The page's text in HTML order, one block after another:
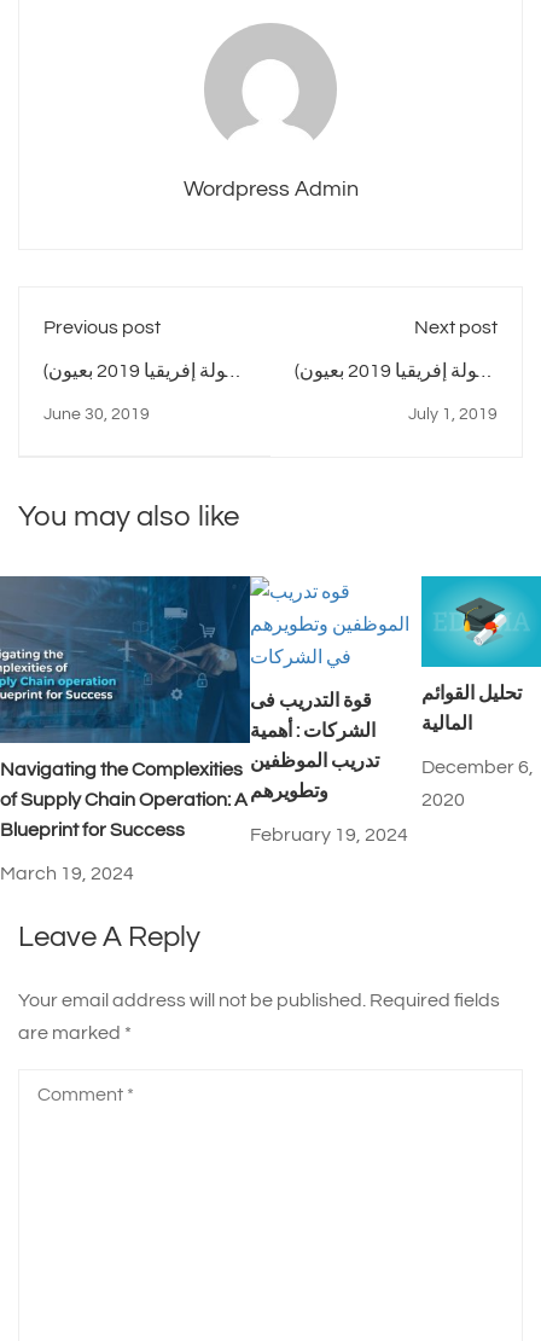
Wordpress Admin
Previous post
(بطولة إفريقيا 2019 بعيون
June 30, 2019
Next post
(بطولة إفريقيا 2019 بعيون
July 1, 2019
You may also like
Navigating the Complexities
of Supply Chain Operation: A
Blueprint for Success
March 19, 2024
قوة التدريب فى
الشركات : أهمية
تدريب الموظفين
وتطويرهم
February 19, 2024
تحليل القوائم
المالية
December 6,
2020
Leave A Reply
Your email address will not be published. Required fields
are marked *